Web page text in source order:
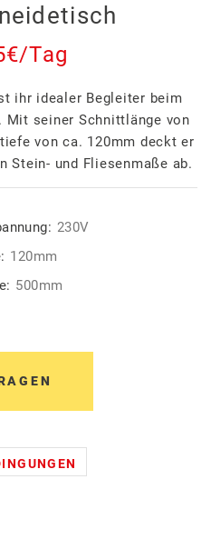
Tag
ihr idealer Begleiter beim
Mit seiner Schnittlänge von
von ca. 120mm deckt er
Stein- und Fliesenmaße ab.
230V
120mm
500mm